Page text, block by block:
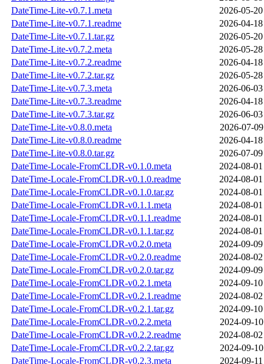
DateTime-Lite-v0.7.1.meta
2026-05-
DateTime-Lite-v0.7.1.readme
2026-04-
DateTime-Lite-v0.7.1.tar.gz
2026-05-
DateTime-Lite-v0.7.2.meta
2026-05-
DateTime-Lite-v0.7.2.readme
2026-04-
DateTime-Lite-v0.7.2.tar.gz
2026-05-
DateTime-Lite-v0.7.3.meta
2026-06-
DateTime-Lite-v0.7.3.readme
2026-04-
DateTime-Lite-v0.7.3.tar.gz
2026-06-
DateTime-Lite-v0.8.0.meta
2026-07-
DateTime-Lite-v0.8.0.readme
2026-04-
DateTime-Lite-v0.8.0.tar.gz
2026-07-
DateTime-Locale-FromCLDR-v0.1.0.meta
2024-08-
DateTime-Locale-FromCLDR-v0.1.0.readme
2024-08-
DateTime-Locale-FromCLDR-v0.1.0.tar.gz
2024-08-
DateTime-Locale-FromCLDR-v0.1.1.meta
2024-08-
DateTime-Locale-FromCLDR-v0.1.1.readme
2024-08-
DateTime-Locale-FromCLDR-v0.1.1.tar.gz
2024-08-
DateTime-Locale-FromCLDR-v0.2.0.meta
2024-09-
DateTime-Locale-FromCLDR-v0.2.0.readme
2024-08-
DateTime-Locale-FromCLDR-v0.2.0.tar.gz
2024-09-
DateTime-Locale-FromCLDR-v0.2.1.meta
2024-09-
DateTime-Locale-FromCLDR-v0.2.1.readme
2024-08-
DateTime-Locale-FromCLDR-v0.2.1.tar.gz
2024-09-
DateTime-Locale-FromCLDR-v0.2.2.meta
2024-09-
DateTime-Locale-FromCLDR-v0.2.2.readme
2024-08-
DateTime-Locale-FromCLDR-v0.2.2.tar.gz
2024-09-
DateTime-Locale-FromCLDR-v0.2.3.meta
2024-09-